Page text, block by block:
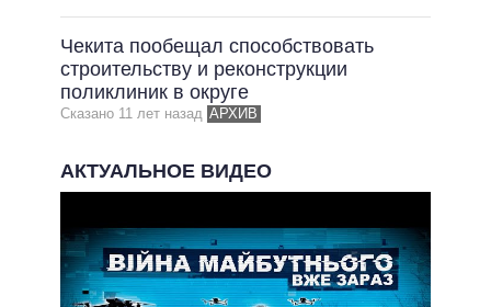
АРХИВНЫЕ ОБЕЩАНИЯ
Чекита пообещал способствовать
строительству и реконструкции
поликлиник в округе
Сказано 11 лет назад АРХИВ
АКТУАЛЬНОЕ ВИДЕО